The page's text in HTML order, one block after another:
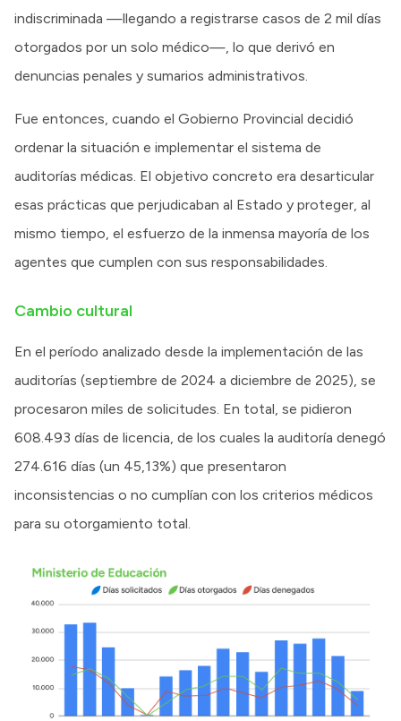
indiscriminada —llegando a registrarse casos de 2 mil días
otorgados por un solo médico—, lo que derivó en
denuncias penales y sumarios administrativos.
Fue entonces, cuando el Gobierno Provincial decidió
ordenar la situación e implementar el sistema de
auditorías médicas. El objetivo concreto era desarticular
esas prácticas que perjudicaban al Estado y proteger, al
mismo tiempo, el esfuerzo de la inmensa mayoría de los
agentes que cumplen con sus responsabilidades.
Cambio cultural
En el período analizado desde la implementación de las
auditorías (septiembre de 2024 a diciembre de 2025), se
procesaron miles de solicitudes. En total, se pidieron
608.493 días de licencia, de los cuales la auditoría denegó
274.616 días (un 45,13%) que presentaron
inconsistencias o no cumplían con los criterios médicos
para su otorgamiento total.